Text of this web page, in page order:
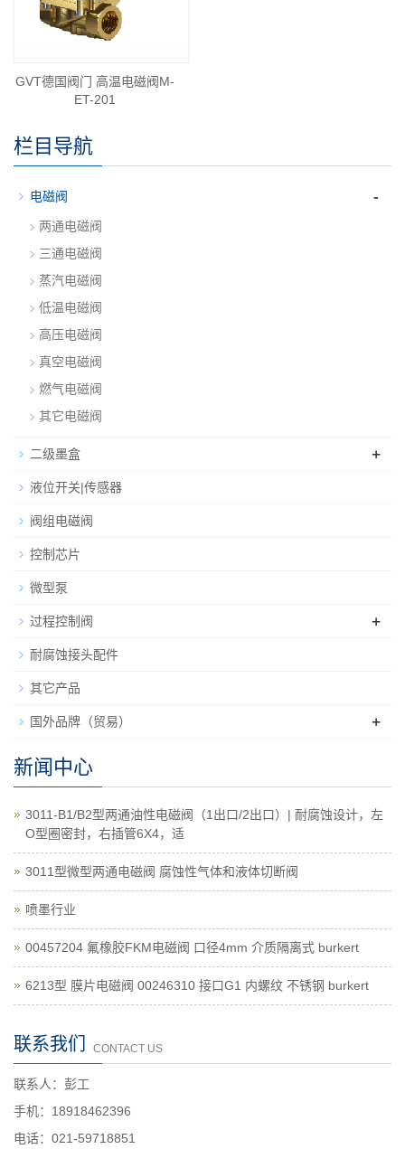
GVT德国阀门 高温电磁阀M-
ET-201
栏目导航
电磁阀 -
两通电磁阀
三通电磁阀
蒸汽电磁阀
低温电磁阀
高压电磁阀
真空电磁阀
燃气电磁阀
其它电磁阀
二级墨盒 +
液位开关|传感器
阀组电磁阀
控制芯片
微型泵
过程控制阀 +
耐腐蚀接头配件
其它产品
国外品牌（贸易） +
新闻中心
3011-B1/B2型两通油性电磁阀（1出口/2出口）| 耐腐蚀设计，左
O型圈密封，右插管6X4，适
3011型微型两通电磁阀 腐蚀性气体和液体切断阀
喷墨行业
00457204 氟橡胶FKM电磁阀 口径4mm 介质隔离式 burkert
6213型 膜片电磁阀 00246310 接口G1 内螺纹 不锈钢 burkert
联系我们 CONTACT US
联系人：彭工
手机：18918462396
电话：021-59718851